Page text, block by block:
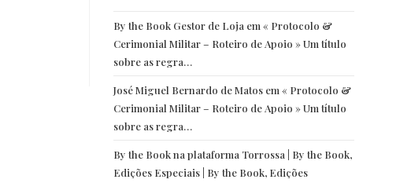
By the Book Gestor de Loja em « Protocolo &
Cerimonial Militar – Roteiro de Apoio » Um título
sobre as regra…
José Miguel Bernardo de Matos em « Protocolo &
Cerimonial Militar – Roteiro de Apoio » Um título
sobre as regra…
By the Book na plataforma Torrossa | By the Book,
Edições Especiais | By the Book, Edições